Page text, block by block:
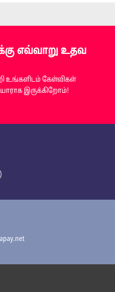
எவ்வாறு உதவ
உங்களிடம் கேள்விகள்
இருக்கிறோம்!